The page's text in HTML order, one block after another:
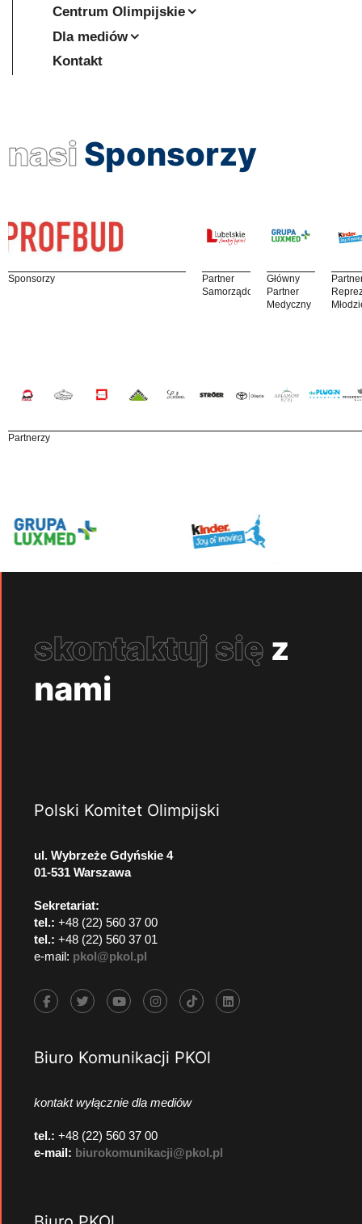
Centrum Olimpijskie
Dla mediów
Kontakt
nasi Sponsorzy
Sponsorzy
Partner
Samorządowy
Główny
Partner
Medyczny
Partnerzy
skontaktuj się z
nami
Polski Komitet Olimpijski
ul. Wybrzeże Gdyńskie 4
01-531 Warszawa
Sekretariat:
tel.: +48 (22) 560 37 00
tel.: +48 (22) 560 37 01
e-mail: pkol@pkol.pl
Biuro Komunikacji PKOl
kontakt wyłącznie dla mediów
tel.: +48 (22) 560 37 00
e-mail: biurokomunikacji@pkol.pl